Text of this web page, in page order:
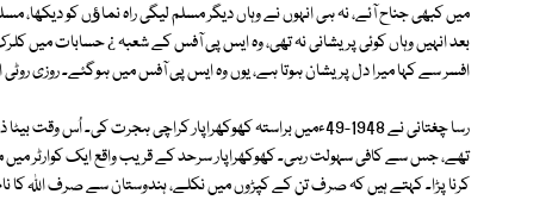
میں کبھی جناح آئے، نہ ہی انہوں نے وہاں دیگر مسلم لیگی راہ نماﺅں کو
بعد انہیں وہاں کوئی پریشانی نہ تھی، وہ ایس پی آفس کے شعبہ ¿ حسابات
افسر سے کہا میرا دل پریشان ہوتا ہے، یوں وہ ایس پی آفس میں ہوگئے۔ روزی
رسا چغتانی نے 1948-49ءمیں براستہ کھوکھراپار کراچی ہجرت
تھے، جس سے کافی سہولت رہی۔ کھوکھراپار سرحد کے قریب واقع ایک کوارٹر میں
کرنا پڑا۔ کہتے ہیں کہ صرف تن کے کپڑوں میں نکلے، ہندوستان سے صرف اللہ کا